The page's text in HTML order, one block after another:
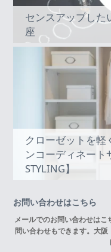
センスアップした
座
クローゼットを軽
ンコーディネート
STYLING】
お問い合わせはこちら
メールでのお問い合わせはこ
問い合わせもできます。 大阪